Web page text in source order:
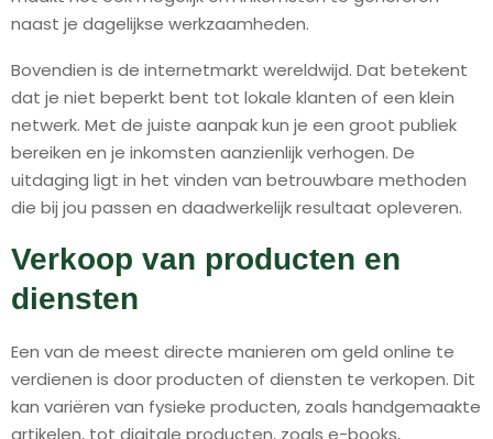
naast je dagelijkse werkzaamheden.
Bovendien is de internetmarkt wereldwijd. Dat betekent
dat je niet beperkt bent tot lokale klanten of een klein
netwerk. Met de juiste aanpak kun je een groot publiek
bereiken en je inkomsten aanzienlijk verhogen. De
uitdaging ligt in het vinden van betrouwbare methoden
die bij jou passen en daadwerkelijk resultaat opleveren.
Verkoop van producten en
diensten
Een van de meest directe manieren om geld online te
verdienen is door producten of diensten te verkopen. Dit
kan variëren van fysieke producten, zoals handgemaakte
artikelen, tot digitale producten, zoals e-books,